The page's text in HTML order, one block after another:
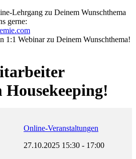
Lehrgang zu Deinem Wunschthema
gerne:
1:1 Webinar zu Deinem Wunschthema!
Housekeeping!
Online-Veranstaltungen
27.10.2025 15:30 - 17:00